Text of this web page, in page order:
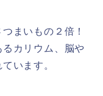
まいもの２倍！
カリウム、脳や
います。